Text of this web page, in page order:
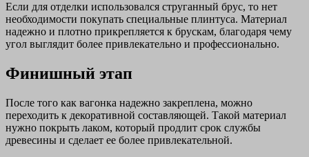
Если для отделки использовался струганный брус, то нет
необходимости покупать специальные плинтуса. Материал
надежно и плотно прикрепляется к брускам, благодаря чему
угол выглядит более привлекательно и профессионально.
Финишный этап
После того как вагонка надежно закреплена, можно
переходить к декоративной составляющей. Такой материал
нужно покрыть лаком, который продлит срок службы
древесины и сделает ее более привлекательной.